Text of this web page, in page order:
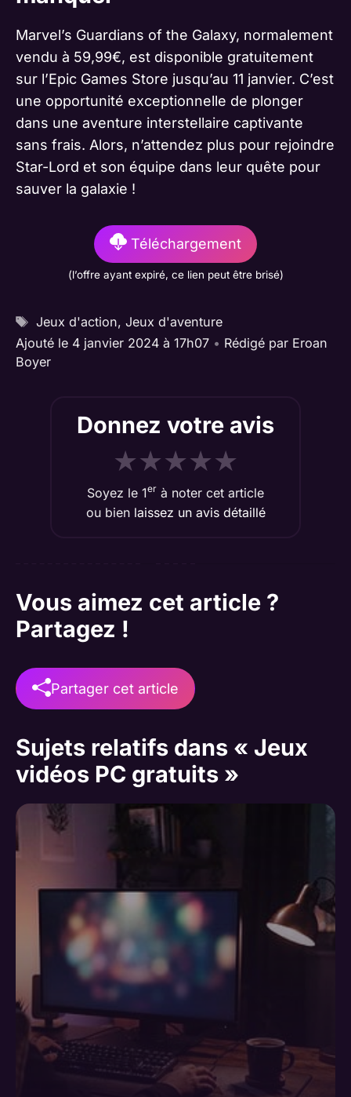
Marvel’s Guardians of the Galaxy, normalement
vendu à 59,99€, est disponible gratuitement
sur l’Epic Games Store jusqu’au 11 janvier​​. C’est
une opportunité exceptionnelle de plonger
dans une aventure interstellaire captivante
sans frais. Alors, n’attendez plus pour rejoindre
Star-Lord et son équipe dans leur quête pour
sauver la galaxie !
Téléchargement
(l’offre ayant expiré, ce lien peut être brisé)
Étiquettes
Jeux d'action, Jeux d'aventure
Ajouté le 4 janvier 2024 à 17h07 • Rédigé par Eroan
Boyer
Donnez votre avis
★★★★★
Soyez le 1er à noter cet article
ou bien laissez un avis détaillé
Vous aimez cet article ?
Partagez !
Partager cet article
Sujets relatifs dans « Jeux
vidéos PC gratuits »